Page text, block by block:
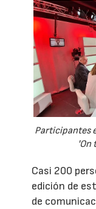
Participantes
'On
Casi 200
edición de
de